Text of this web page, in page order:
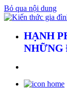
Bỏ qua nội dung
HẠNH
NHỮNG